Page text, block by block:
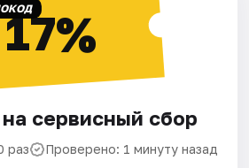
17%
сервисный сбор
раз Проверено: 1 минуту назад